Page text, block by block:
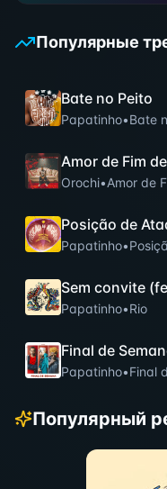
Популярные
Bate no Peito
Papatinho•Bate
Amor de Fim
Orochi•Amor de
Posição de
Papatinho•
Sem convite
Papatinho•Rio
Final de
Papatinho•Final
Популярный